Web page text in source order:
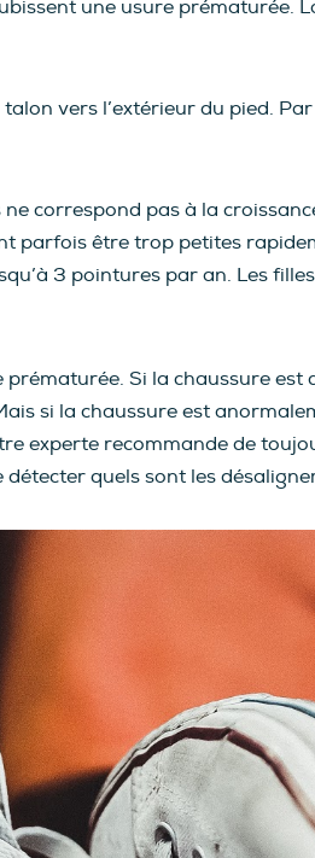
une usure prématurée.
vers l’extérieur du pied.
correspond pas à la
parfois être trop petites
3 pointures par an. Les
Si la chaussure
si la chaussure est
experte recommande de
quels sont les